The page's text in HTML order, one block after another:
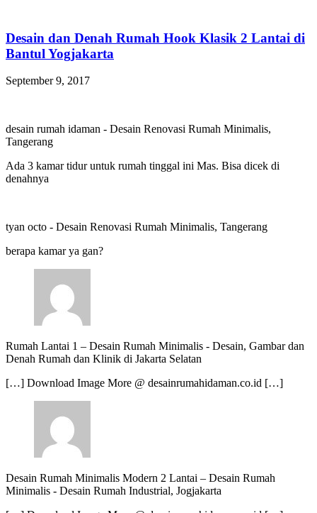
Desain dan Denah Rumah Hook Klasik 2 Lantai di
Bantul Yogjakarta
September 9, 2017
desain rumah idaman - Desain Renovasi Rumah Minimalis,
Tangerang
Ada 3 kamar tidur untuk rumah tinggal ini Mas. Bisa dicek di
denahnya
tyan octo - Desain Renovasi Rumah Minimalis, Tangerang
berapa kamar ya gan?
Rumah Lantai 1 – Desain Rumah Minimalis - Desain, Gambar dan
Denah Rumah dan Klinik di Jakarta Selatan
[…] Download Image More @ desainrumahidaman.co.id […]
Desain Rumah Minimalis Modern 2 Lantai – Desain Rumah
Minimalis - Desain Rumah Industrial, Jogjakarta